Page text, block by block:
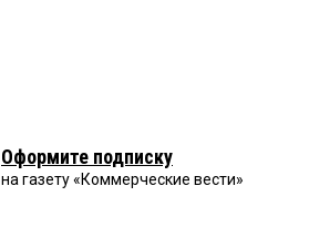
Оформите подписку
на газету «Коммерческие вести»